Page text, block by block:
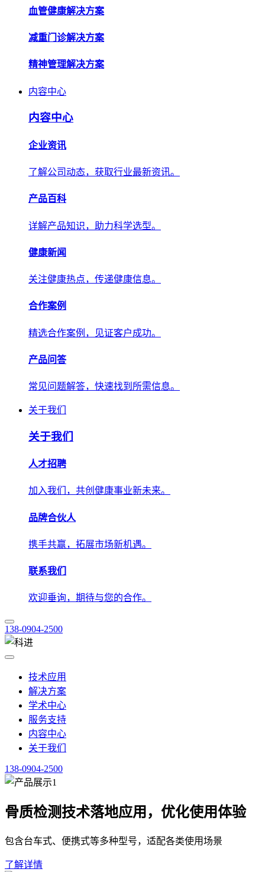
血管健康解决方案
减重门诊解决方案
精神管理解决方案
内容中心
内容中心
企业资讯
了解公司动态，获取行业最新资讯。
产品百科
详解产品知识，助力科学选型。
健康新闻
关注健康热点，传递健康信息。
合作案例
精选合作案例，见证客户成功。
产品问答
常见问题解答，快速找到所需信息。
关于我们
关于我们
人才招聘
加入我们，共创健康事业新未来。
品牌合伙人
携手共赢，拓展市场新机遇。
联系我们
欢迎垂询，期待与您的合作。
138-0904-2500
技术应用
解决方案
学术中心
服务支持
内容中心
关于我们
138-0904-2500
骨质检测技术落地应用，优化使用体验
包含台车式、便携式等多种型号，适配各类使用场景
了解详情